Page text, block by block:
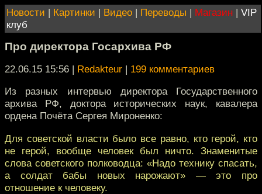
Новости | Картинки | Видео | Переводы | Магазин | VIP
клуб
Про директора Госархива РФ
22.06.15 15:56 | Redakteur | 199 комментариев
Из разных интервью директора Государственного
архива РФ, доктора исторических наук, кавалера
ордена Почёта Сергея Мироненко:
Для советской власти было все равно, кто герой, кто
не герой, вообще человек был ничто. Знаменитые
слова советского полководца: «Надо технику спасать,
а солдат бабы новых нарожают» — это про
отношение к человеку.